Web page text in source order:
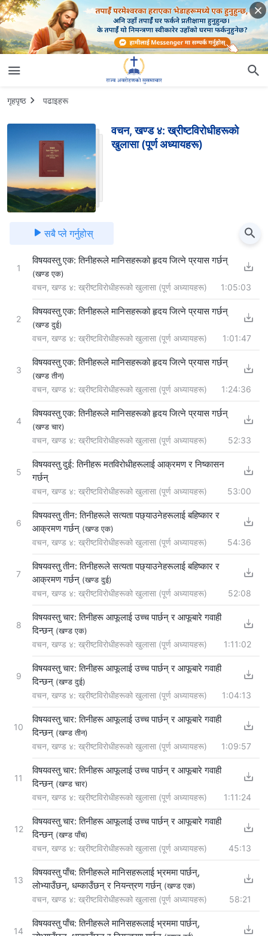
गृहपृष्ठ पढाइहरू
वचन, खण्ड ४: ख्रीष्टविरोधीहरूको
खुलासा (पूर्ण अध्यायहरू)
सबै प्ले गर्नुहोस्
1
विषयवस्तु एक: तिनीहरूले मानिसहरूको हृदय जित्ने प्रयास गर्छन्
(खण्ड एक)
वचन, खण्ड ४: ख्रीष्टविरोधीहरूको खुलासा (पूर्ण अध्यायहरू) 1:05:03
2
विषयवस्तु एक: तिनीहरूले मानिसहरूको हृदय जित्ने प्रयास गर्छन्
(खण्ड दुई)
वचन, खण्ड ४: ख्रीष्टविरोधीहरूको खुलासा (पूर्ण अध्यायहरू) 1:01:47
3
विषयवस्तु एक: तिनीहरूले मानिसहरूको हृदय जित्ने प्रयास गर्छन्
(खण्ड तीन)
वचन, खण्ड ४: ख्रीष्टविरोधीहरूको खुलासा (पूर्ण अध्यायहरू) 1:24:36
4
विषयवस्तु एक: तिनीहरूले मानिसहरूको हृदय जित्ने प्रयास गर्छन्
(खण्ड चार)
वचन, खण्ड ४: ख्रीष्टविरोधीहरूको खुलासा (पूर्ण अध्यायहरू) 52:33
5
विषयवस्तु दुई: तिनीहरू मतविरोधीहरूलाई आक्रमण र निष्कासन
गर्छन्
वचन, खण्ड ४: ख्रीष्टविरोधीहरूको खुलासा (पूर्ण अध्यायहरू) 53:00
6
विषयवस्तु तीन: तिनीहरूले सत्यता पछ्याउनेहरूलाई बहिष्कार र
आक्रमण गर्छन् (खण्ड एक)
वचन, खण्ड ४: ख्रीष्टविरोधीहरूको खुलासा (पूर्ण अध्यायहरू) 54:36
7
विषयवस्तु तीन: तिनीहरूले सत्यता पछ्याउनेहरूलाई बहिष्कार र
आक्रमण गर्छन् (खण्ड दुई)
वचन, खण्ड ४: ख्रीष्टविरोधीहरूको खुलासा (पूर्ण अध्यायहरू) 52:08
8
विषयवस्तु चार: तिनीहरू आफूलाई उच्च पार्छन् र आफूबारे गवाही
दिन्छन् (खण्ड एक)
वचन, खण्ड ४: ख्रीष्टविरोधीहरूको खुलासा (पूर्ण अध्यायहरू) 1:11:02
9
विषयवस्तु चार: तिनीहरू आफूलाई उच्च पार्छन् र आफूबारे गवाही
दिन्छन् (खण्ड दुई)
वचन, खण्ड ४: ख्रीष्टविरोधीहरूको खुलासा (पूर्ण अध्यायहरू) 1:04:13
10
विषयवस्तु चार: तिनीहरू आफूलाई उच्च पार्छन् र आफूबारे गवाही
दिन्छन् (खण्ड तीन)
वचन, खण्ड ४: ख्रीष्टविरोधीहरूको खुलासा (पूर्ण अध्यायहरू) 1:09:57
11
विषयवस्तु चार: तिनीहरू आफूलाई उच्च पार्छन् र आफूबारे गवाही
दिन्छन् (खण्ड चार)
वचन, खण्ड ४: ख्रीष्टविरोधीहरूको खुलासा (पूर्ण अध्यायहरू) 1:11:24
12
विषयवस्तु चार: तिनीहरू आफूलाई उच्च पार्छन् र आफूबारे गवाही
दिन्छन् (खण्ड पाँच)
वचन, खण्ड ४: ख्रीष्टविरोधीहरूको खुलासा (पूर्ण अध्यायहरू) 45:13
13
विषयवस्तु पाँच: तिनीहरूले मानिसहरूलाई भ्रममा पार्छन्,
लोभ्याउँछन्, धम्काउँछन् र नियन्त्रण गर्छन् (खण्ड एक)
वचन, खण्ड ४: ख्रीष्टविरोधीहरूको खुलासा (पूर्ण अध्यायहरू) 58:21
14
विषयवस्तु पाँच: तिनीहरूले मानिसहरूलाई भ्रममा पार्छन्,